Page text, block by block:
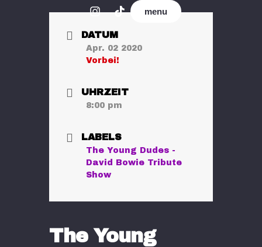
menu
DATUM
Apr. 02 2020
Vorbei!
UHRZEIT
8:00 pm
LABELS
The Young Dudes -
David Bowie Tribute
Show
The Young